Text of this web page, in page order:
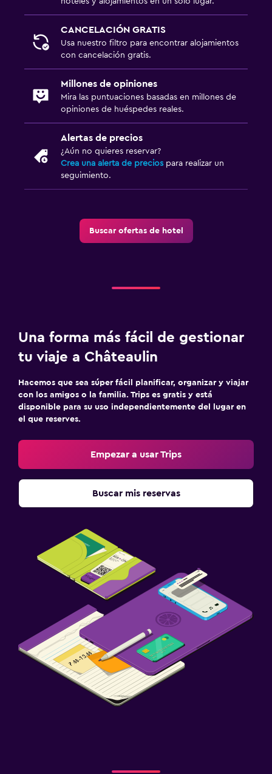
CANCELACIÓN GRATIS
Usa nuestro filtro para encontrar alojamientos
con cancelación gratis.
Millones de opiniones
Mira las puntuaciones basadas en millones de
opiniones de huéspedes reales.
Alertas de precios
¿Aún no quieres reservar?
Crea una alerta de precios para realizar un
seguimiento.
Buscar ofertas de hotel
Una forma más fácil de gestionar
tu viaje a Châteaulin
Hacemos que sea súper fácil planificar, organizar y viajar
con los amigos o la familia. Trips es gratis y está
disponible para su uso independientemente del lugar en
el que reserves.
Empezar a usar Trips
Buscar mis reservas